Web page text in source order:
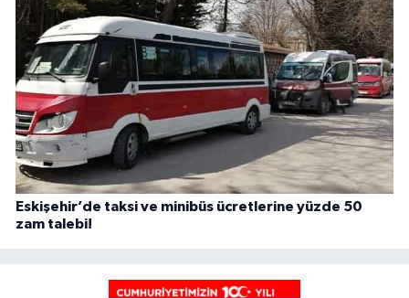
Eskişehir’de taksi ve minibüs ücretlerine yüzde 50
zam talebi!